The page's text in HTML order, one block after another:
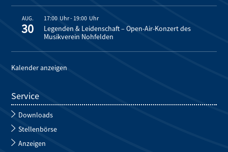
AUG.
30
17:00 - 19:00
Legenden & Leidenschaft – Open-Air-Konzert des
Musikverein Nohfelden
Kalender anzeigen
Service
Downloads
Stellenbörse
Anzeigen